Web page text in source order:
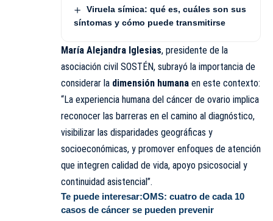
Viruela símica: qué es, cuáles son sus
síntomas y cómo puede transmitirse
María Alejandra Iglesias, presidente de la
asociación civil SOSTÉN, subrayó la importancia de
considerar la dimensión humana en este contexto:
“La experiencia humana del cáncer de ovario implica
reconocer las barreras en el camino al diagnóstico,
visibilizar las disparidades geográficas y
socioeconómicas, y promover enfoques de atención
que integren calidad de vida, apoyo psicosocial y
continuidad asistencial”.
Te puede interesar:OMS: cuatro de cada 10
casos de cáncer se pueden prevenir